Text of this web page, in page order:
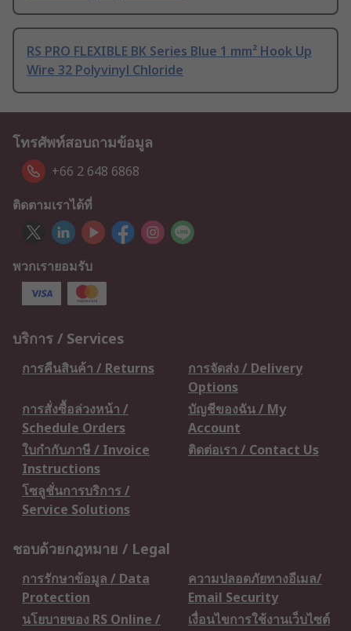
RS PRO FLEXIBLE BK Series Blue 1 mm² Hook Up
Wire 32 Polyvinyl Chloride
โทรศัพท์สอบถามข้อมูล
+66 2 648 6868
ติดตามเราได้ที่
พวกเรายอมรับ
บริการ / Services
การคืนสินค้า / Returns
การจัดส่ง / Delivery
Options
การสั่งซื้อล่วงหน้า /
Schedule Orders
บัญชีของฉัน / My
Account
ใบกำกับภาษี / Invoice
Instructions
ติดต่อเรา / Contact Us
โซลูชั่นการบริการ /
Service Solutions
ชอบด้วยกฎหมาย / Legal
การรักษาข้อมูล / Data
Protection
ความปลอดภัยทางอีเมล/
Email Security
นโยบายของ RS Online /
เงื่อนไขการใช้งานเว็บไซต์